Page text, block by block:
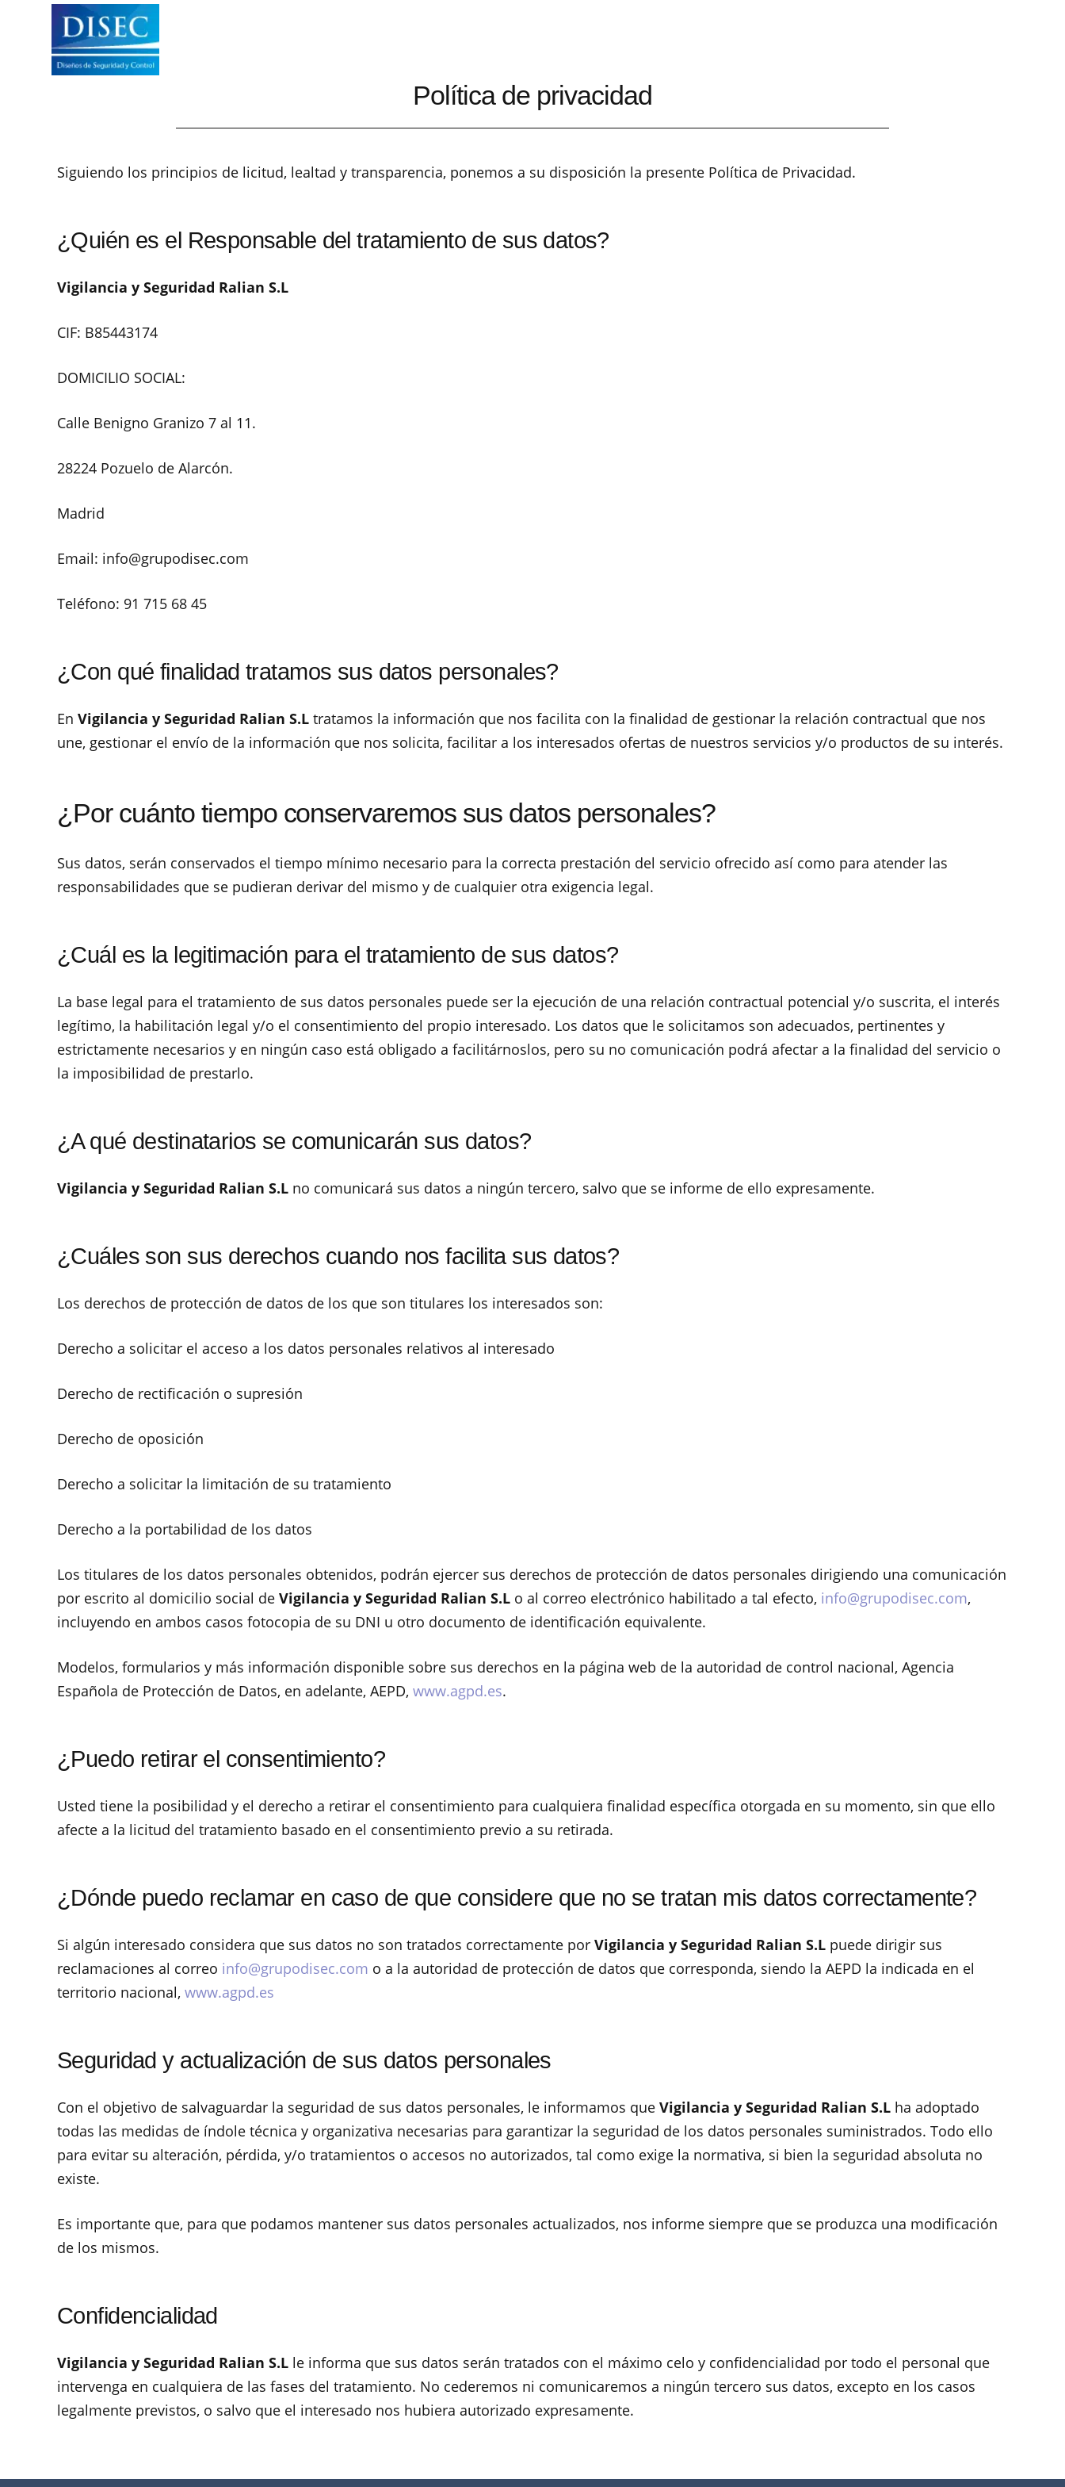
Política de privacidad
Siguiendo los principios de licitud, lealtad y transparencia, ponemos a su disposición la presente Política de Privacidad.
¿Quién es el Responsable del tratamiento de sus datos?
Vigilancia y Seguridad Ralian S.L
CIF: B85443174
DOMICILIO SOCIAL:
Calle Benigno Granizo 7 al 11.
28224 Pozuelo de Alarcón.
Madrid
Email: info@grupodisec.com
Teléfono: 91 715 68 45
¿Con qué finalidad tratamos sus datos personales?
En Vigilancia y Seguridad Ralian S.L tratamos la información que nos facilita con la finalidad de gestionar la relación contractual que nos
une, gestionar el envío de la información que nos solicita, facilitar a los interesados ofertas de nuestros servicios y/o productos de su interés.
¿Por cuánto tiempo conservaremos sus datos personales?
Sus datos, serán conservados el tiempo mínimo necesario para la correcta prestación del servicio ofrecido así como para atender las
responsabilidades que se pudieran derivar del mismo y de cualquier otra exigencia legal.
¿Cuál es la legitimación para el tratamiento de sus datos?
La base legal para el tratamiento de sus datos personales puede ser la ejecución de una relación contractual potencial y/o suscrita, el interés
legítimo, la habilitación legal y/o el consentimiento del propio interesado. Los datos que le solicitamos son adecuados, pertinentes y
estrictamente necesarios y en ningún caso está obligado a facilitárnoslos, pero su no comunicación podrá afectar a la finalidad del servicio o
la imposibilidad de prestarlo.
¿A qué destinatarios se comunicarán sus datos?
Vigilancia y Seguridad Ralian S.L no comunicará sus datos a ningún tercero, salvo que se informe de ello expresamente.
¿Cuáles son sus derechos cuando nos facilita sus datos?
Los derechos de protección de datos de los que son titulares los interesados son:
Derecho a solicitar el acceso a los datos personales relativos al interesado
Derecho de rectificación o supresión
Derecho de oposición
Derecho a solicitar la limitación de su tratamiento
Derecho a la portabilidad de los datos
Los titulares de los datos personales obtenidos, podrán ejercer sus derechos de protección de datos personales dirigiendo una comunicación
por escrito al domicilio social de Vigilancia y Seguridad Ralian S.L o al correo electrónico habilitado a tal efecto, info@grupodisec.com,
incluyendo en ambos casos fotocopia de su DNI u otro documento de identificación equivalente.
Modelos, formularios y más información disponible sobre sus derechos en la página web de la autoridad de control nacional, Agencia
Española de Protección de Datos, en adelante, AEPD, www.agpd.es.
¿Puedo retirar el consentimiento?
Usted tiene la posibilidad y el derecho a retirar el consentimiento para cualquiera finalidad específica otorgada en su momento, sin que ello
afecte a la licitud del tratamiento basado en el consentimiento previo a su retirada.
¿Dónde puedo reclamar en caso de que considere que no se tratan mis datos correctamente?
Si algún interesado considera que sus datos no son tratados correctamente por Vigilancia y Seguridad Ralian S.L puede dirigir sus
reclamaciones al correo info@grupodisec.com o a la autoridad de protección de datos que corresponda, siendo la AEPD la indicada en el
territorio nacional, www.agpd.es
Seguridad y actualización de sus datos personales
Con el objetivo de salvaguardar la seguridad de sus datos personales, le informamos que Vigilancia y Seguridad Ralian S.L ha adoptado
todas las medidas de índole técnica y organizativa necesarias para garantizar la seguridad de los datos personales suministrados. Todo ello
para evitar su alteración, pérdida, y/o tratamientos o accesos no autorizados, tal como exige la normativa, si bien la seguridad absoluta no
existe.
Es importante que, para que podamos mantener sus datos personales actualizados, nos informe siempre que se produzca una modificación
de los mismos.
Confidencialidad
Vigilancia y Seguridad Ralian S.L le informa que sus datos serán tratados con el máximo celo y confidencialidad por todo el personal que
intervenga en cualquiera de las fases del tratamiento. No cederemos ni comunicaremos a ningún tercero sus datos, excepto en los casos
legalmente previstos, o salvo que el interesado nos hubiera autorizado expresamente.